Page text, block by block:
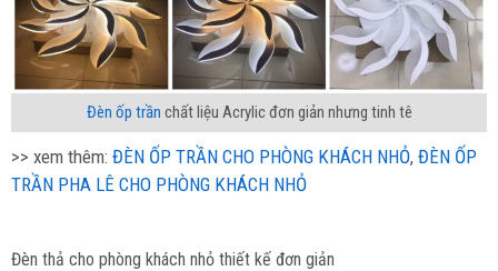
Đèn ốp trần chất liệu Acrylic đơn giản nhưng tinh tê
>> xem thêm: ĐÈN ỐP TRẦN CHO PHÒNG KHÁCH NHỎ, ĐÈN ỐP
TRẦN PHA LÊ CHO PHÒNG KHÁCH NHỎ
Đèn thả cho phòng khách nhỏ thiết kế đơn giản